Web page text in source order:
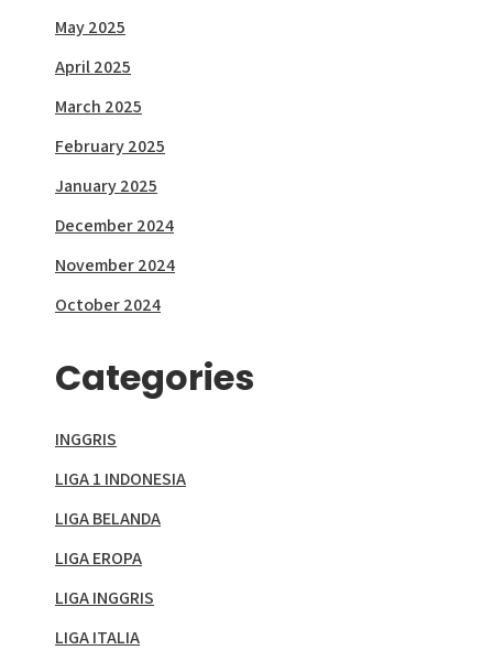
May 2025
April 2025
March 2025
February 2025
January 2025
December 2024
November 2024
October 2024
Categories
INGGRIS
LIGA 1 INDONESIA
LIGA BELANDA
LIGA EROPA
LIGA INGGRIS
LIGA ITALIA